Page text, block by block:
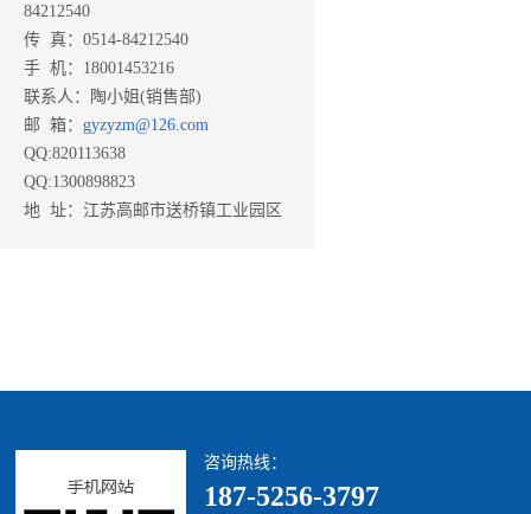
84212540
传 真：0514-84212540
手 机：18001453216
联系人：陶小姐(销售部)
邮 箱： gyzyzm@126.com
QQ:820113638
QQ:1300898823
地 址：江苏高邮市送桥镇工业园区
咨询热线：
187-5256-3797